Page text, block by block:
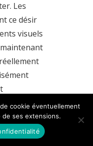
Les
ce désir
visuels
«
cookie éventuellement
de ses extensions.